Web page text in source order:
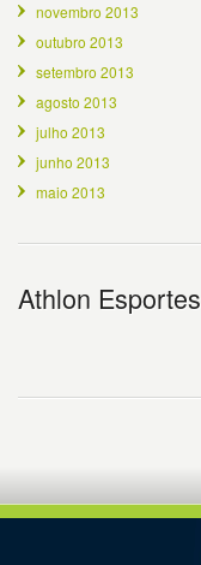
novembro 2013
outubro 2013
setembro 2013
agosto 2013
julho 2013
junho 2013
maio 2013
Athlon Esportes